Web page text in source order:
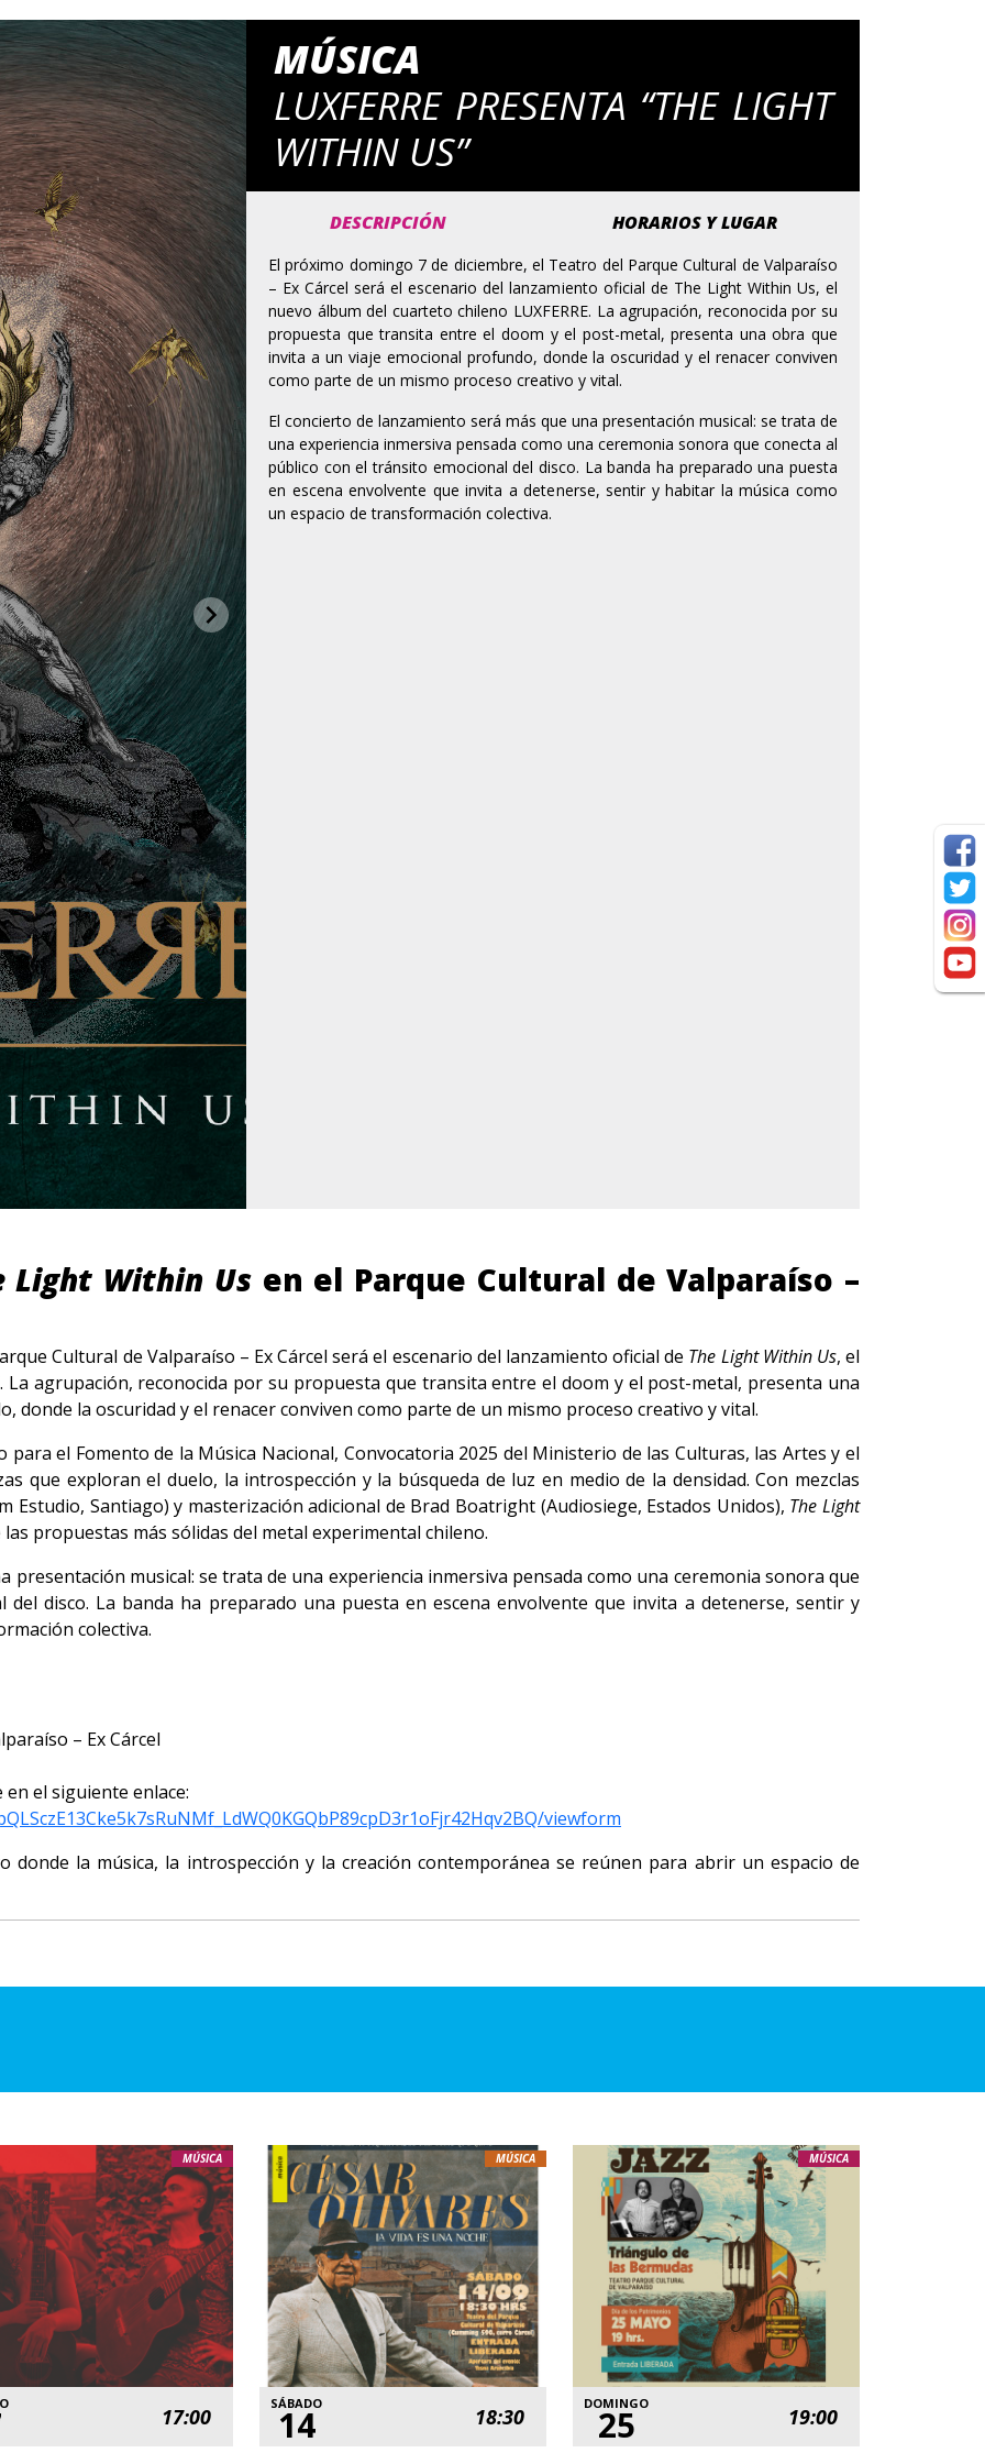
chevron_right
MÚSICA
LUXFERRE PRESENTA “THE LIGHT
WITHIN US”
DESCRIPCIÓN HORARIOS Y LUGAR
El próximo domingo 7 de diciembre, el Teatro del Parque Cultural de Valparaíso
– Ex Cárcel será el escenario del lanzamiento oficial de The Light Within Us, el
nuevo álbum del cuarteto chileno LUXFERRE. La agrupación, reconocida por su
propuesta que transita entre el doom y el post-metal, presenta una obra que
invita a un viaje emocional profundo, donde la oscuridad y el renacer conviven
como parte de un mismo proceso creativo y vital.
El concierto de lanzamiento será más que una presentación musical: se trata de
una experiencia inmersiva pensada como una ceremonia sonora que conecta al
público con el tránsito emocional del disco. La banda ha preparado una puesta
en escena envolvente que invita a detenerse, sentir y habitar la música como
un espacio de transformación colectiva.
Light Within Usen el Parque Cultural de Valparaíso –
Cultural de Valparaíso – Ex Cárcel será el escenario del lanzamiento oficial de The Light Within Us, el
La agrupación, reconocida por su propuesta que transita entre el doom y el post-metal, presenta una
donde la oscuridad y el renacer conviven como parte de un mismo proceso creativo y vital.
el Fomento de la Música Nacional, Convocatoria 2025 del Ministerio de las Culturas, las Artes y el
que exploran el duelo, la introspección y la búsqueda de luz en medio de la densidad. Con mezclas
Estudio, Santiago) y masterización adicional de Brad Boatright (Audiosiege, Estados Unidos), The Light
las propuestas más sólidas del metal experimental chileno.
presentación musical: se trata de una experiencia inmersiva pensada como una ceremonia sonora que
disco. La banda ha preparado una puesta en escena envolvente que invita a detenerse, sentir y
colectiva.
– Ex Cárcel
el siguiente enlace:
viewform
donde la música, la introspección y la creación contemporánea se reúnen para abrir un espacio de
MÚSICA
17:00
MÚSICA
SÁBADO
14 18:30
MÚSICA
DOMINGO
25 19:00